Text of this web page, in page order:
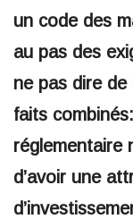
un code des
au pas des
ne pas dire
faits
réglementaire
d’avoir une